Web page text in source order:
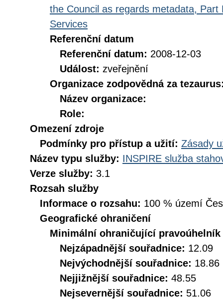
the Council as regards metadata,
Services
Referenční datum
Referenční datum: 2008-12-03
Událost: zveřejnění
Organizace zodpovědná za
Název organizace:
Role:
Omezení zdroje
Podmínky pro přístup a užití: Zásady
Název typu služby: INSPIRE služba
Verze služby: 3.1
Rozsah služby
Informace o rozsahu: 100 % území
Geografické ohraničení
Minimální ohraničující pravoúhelník
Nejzápadnější souřadnice: 12.09
Nejvýchodnější souřadnice: 18.86
Nejjižnější souřadnice: 48.55
Nejsevernější souřadnice: 51.06